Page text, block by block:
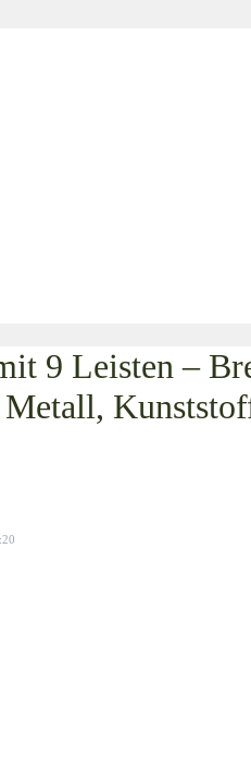
9 Leisten –